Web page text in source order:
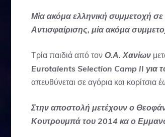
Μία ακόμα ελληνική συμμετοχή
Αντισφαίρισης, μία ακόμα
Τρία παιδιά από τον Ο.Α. Χανίων
Eurotalents Selection Camp II για
απευθύνεται σε αγόρια και
Στην αποστολή μετέχουν ο
Κουτρουμπά του 2014 κα ο